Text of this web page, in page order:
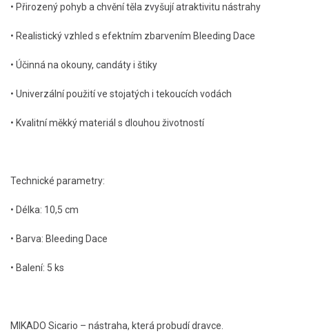
• Přirozený pohyb a chvění těla zvyšují atraktivitu nástrahy
• Realistický vzhled s efektním zbarvením Bleeding Dace
• Účinná na okouny, candáty i štiky
• Univerzální použití ve stojatých i tekoucích vodách
• Kvalitní měkký materiál s dlouhou životností
Technické parametry:
• Délka: 10,5 cm
• Barva: Bleeding Dace
• Balení: 5 ks
MIKADO Sicario – nástraha, která probudí dravce.